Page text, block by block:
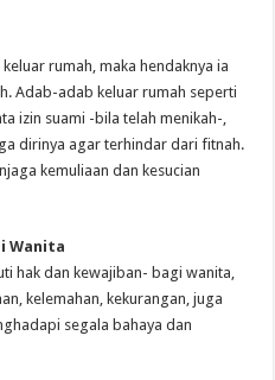
rumah, maka hendaknya ia
Adab-adab keluar rumah seperti
izin suami -bila telah menikah-,
dirinya agar terhindar dari fitnah.
kemuliaan dan kesucian
Wanita
hak dan kewajiban- bagi wanita,
kelemahan, kekurangan, juga
segala bahaya dan